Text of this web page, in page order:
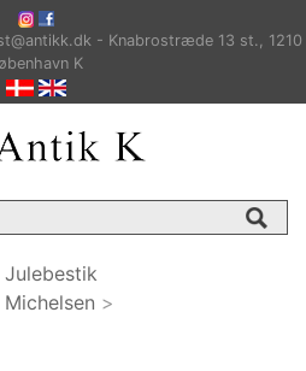
- Knabrostræde 13 st., 1210
K
Julebestik
Michelsen >